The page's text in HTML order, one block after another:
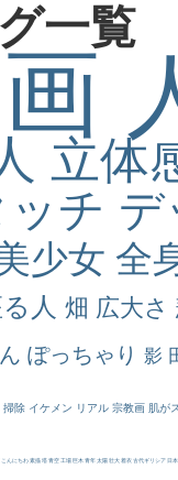
一覧
立体
チ
少女 全
人 畑 広大さ
ぽっちゃり 影
掃除 イケメン リアル 宗教画 肌が
こんにちわ 素描 塔 青空 工場 巨木 青年 太陽 壮大 着衣 古代ギリシア 日